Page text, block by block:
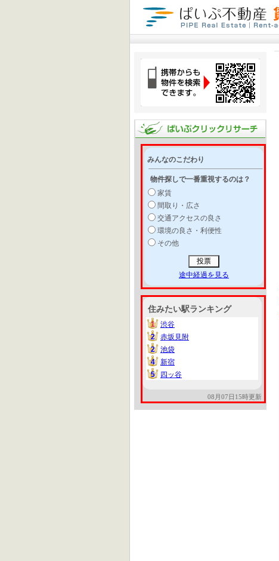
みんなのこだわり
物件探しで一番重視するのは？
家賃
間取り・広さ
交通アクセスの良さ
環境の良さ・利便性
その他
途中経過を見る
住みたい駅ランキング
1
1
渋谷
2
2
赤坂見附
2
2
池袋
4
4
新宿
5
5 四ッ谷
08月07日15時更新